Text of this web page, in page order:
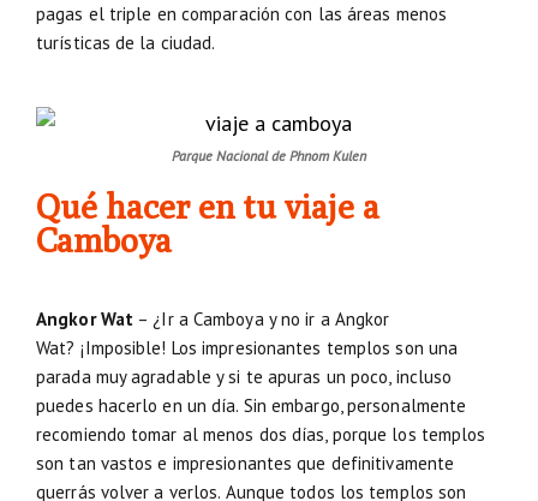
pagas el triple en comparación con las áreas menos
turísticas de la ciudad.
Parque Nacional de Phnom Kulen
Qué hacer en tu viaje a
Camboya
Angkor Wat – ¿Ir a Camboya y no ir a Angkor
Wat? ¡Imposible! Los impresionantes templos son una
parada muy agradable y si te apuras un poco, incluso
puedes hacerlo en un día. Sin embargo, personalmente
recomiendo tomar al menos dos días, porque los templos
son tan vastos e impresionantes que definitivamente
querrás volver a verlos. Aunque todos los templos son